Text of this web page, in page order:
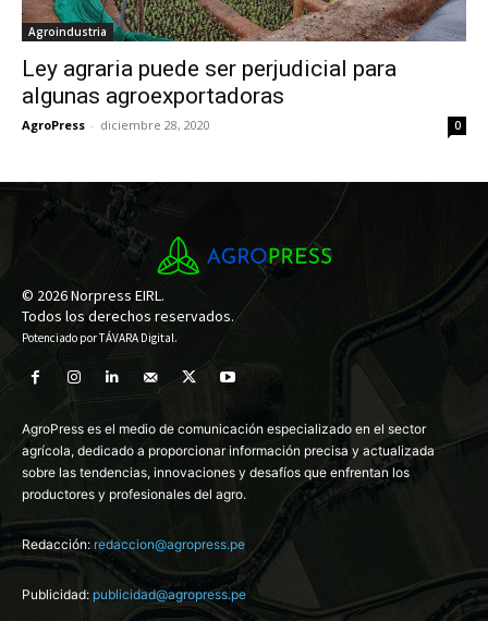
Agroindustria
Ley agraria puede ser perjudicial para
algunas agroexportadoras
AgroPress - diciembre 28, 2020 0
© 2026 Norpress EIRL.
Todos los derechos reservados.
Potenciado porTÁVARA Digital.
AgroPress es el medio de comunicación especializado en el sector
agrícola, dedicado a proporcionar información precisa y actualizada
sobre las tendencias, innovaciones y desafíos que enfrentan los
productores y profesionales del agro.
Redacción:redaccion@agropress.pe
Publicidad: publicidad@agropress.pe